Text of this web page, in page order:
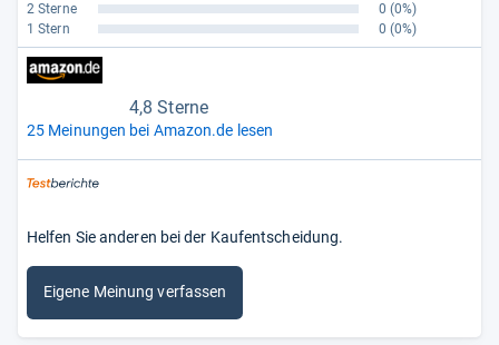
2 Sterne
0 (0%)
1 Stern
0 (0%)
4,8 Sterne
25 Meinungen bei Amazon.de lesen
Helfen Sie anderen bei der Kaufentscheidung.
Eigene Meinung verfassen